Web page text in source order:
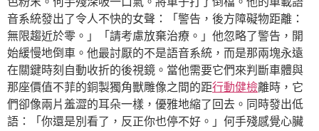
音系統發出了令人不快的女聲：「警告，後方障礙物距離：
無限趨近於零。」「請考慮放棄治療。」他忽略了警告，開
始緩慢地倒車。他最討厭的不是語音系統，而是那兩塊永遠
在關鍵時刻自動收折的後視鏡。當他需要它們來判斷車體與
那座價值不菲的銅製獨角獸雕像之間的距行動健檢離時，它
們卻像兩片羞澀的耳朵一樣，優雅地縮了回去。同時發出低
語：「你還是別看了，反正你也停不好。」何手殘感覺心臟